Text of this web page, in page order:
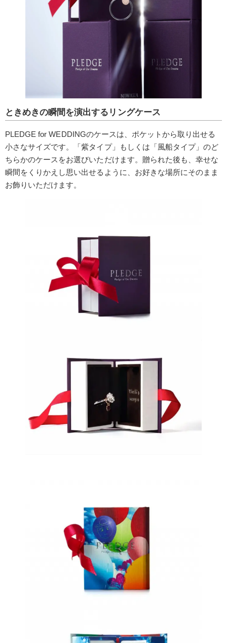
ときめきの瞬間を演出するリングケース
PLEDGE for WEDDINGのケースは、ポケットから取り出せる
小さなサイズです。「紫タイプ」もしくは「風船タイプ」のど
ちらかのケースをお選びいただけます。贈られた後も、幸せな
瞬間をくりかえし思い出せるように、お好きな場所にそのまま
お飾りいただけます。